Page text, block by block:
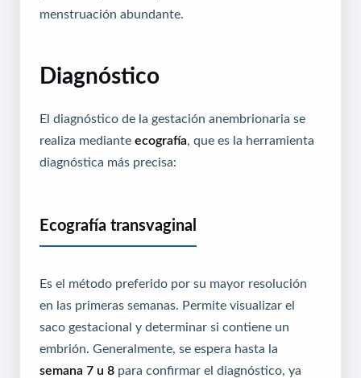
menstruación abundante.
Diagnóstico
El diagnóstico de la gestación anembrionaria se
realiza mediante ecografía, que es la herramienta
diagnóstica más precisa:
Ecografía transvaginal
Es el método preferido por su mayor resolución
en las primeras semanas. Permite visualizar el
saco gestacional y determinar si contiene un
embrión. Generalmente, se espera hasta la
semana 7 u 8 para confirmar el diagnóstico, ya